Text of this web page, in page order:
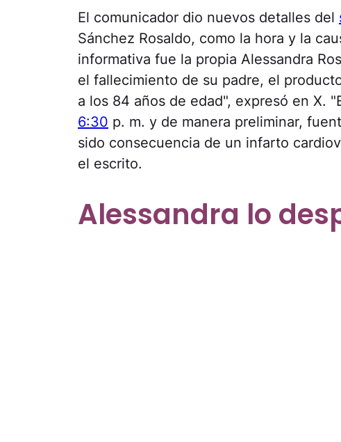
El comunicador dio nuevos detalles del
Sánchez Rosaldo, como la hora y la
informativa fue la propia Alessandra
el fallecimiento de su padre, el
a los 84 años de edad", expresó en X.
6:30 p. m. y de manera preliminar,
sido consecuencia de un infarto
el escrito.
Alessandra lo